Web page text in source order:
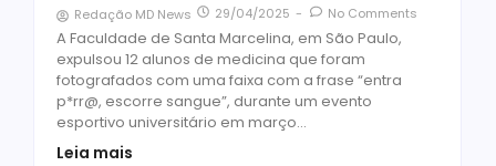
Redação MD News 29/04/2025 - No Comments
A Faculdade de Santa Marcelina, em São Paulo,
expulsou 12 alunos de medicina que foram
fotografados com uma faixa com a frase “entra
p*rr@, escorre sangue”, durante um evento
esportivo universitário em março...
Leia mais